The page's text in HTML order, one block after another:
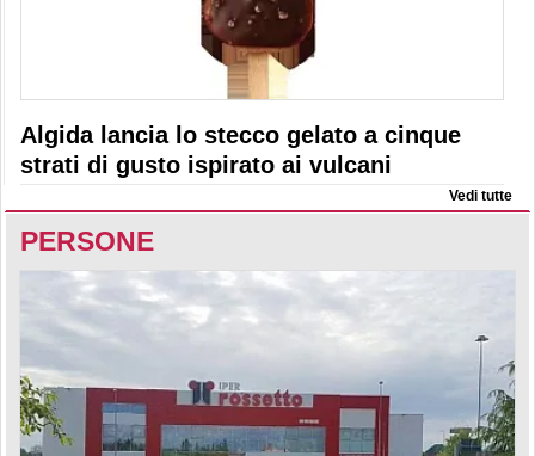
Algida lancia lo stecco gelato a cinque
strati di gusto ispirato ai vulcani
Vedi tutte
PERSONE